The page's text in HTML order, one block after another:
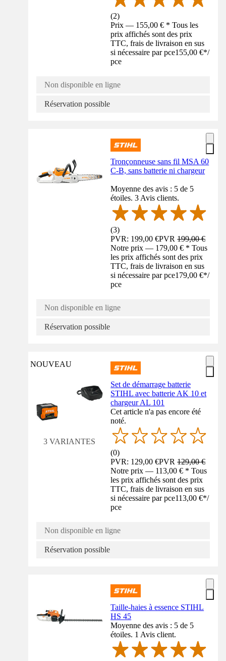
(2)
Prix — 155,00 € * Tous les
prix affichés sont des prix
TTC, frais de livraison en sus
si nécessaire par pce155,00 €*/
pce
Non disponible en ligne
Réservation possible
Tronçonneuse sans fil MSA 60
C-B, sans batterie ni chargeur
Moyenne des avis : 5 de 5
étoiles. 3 Avis clients.
(3)
PVR: 199,00 €PVR199,00 €
Notre prix — 179,00 € * Tous
les prix affichés sont des prix
TTC, frais de livraison en sus
si nécessaire par pce179,00 €*/
pce
Non disponible en ligne
Réservation possible
NOUVEAU
3 VARIANTES
Set de démarrage batterie
STIHL avec batterie AK 10 et
chargeur AL 101
Cet article n'a pas encore été
noté.
(0)
PVR: 129,00 €PVR129,00 €
Notre prix — 113,00 € * Tous
les prix affichés sont des prix
TTC, frais de livraison en sus
si nécessaire par pce113,00 €*/
pce
Non disponible en ligne
Réservation possible
Taille-haies à essence STIHL
HS 45
Moyenne des avis : 5 de 5
étoiles. 1 Avis client.